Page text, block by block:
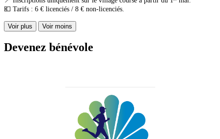
💶 Tarifs : 6 € licenciés / 8 € non-licenciés.
Voir plus Voir moins
Devenez bénévole